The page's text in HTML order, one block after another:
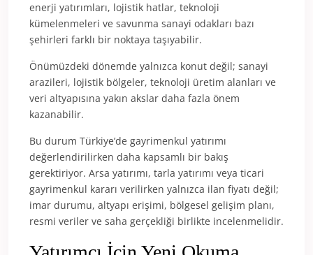
enerji yatırımları, lojistik hatlar, teknoloji
kümelenmeleri ve savunma sanayi odakları bazı
şehirleri farklı bir noktaya taşıyabilir.
Önümüzdeki dönemde yalnızca konut değil; sanayi
arazileri, lojistik bölgeler, teknoloji üretim alanları ve
veri altyapısına yakın akslar daha fazla önem
kazanabilir.
Bu durum Türkiye’de gayrimenkul yatırımı
değerlendirilirken daha kapsamlı bir bakış
gerektiriyor. Arsa yatırımı, tarla yatırımı veya ticari
gayrimenkul kararı verilirken yalnızca ilan fiyatı değil;
imar durumu, altyapı erişimi, bölgesel gelişim planı,
resmi veriler ve saha gerçekliği birlikte incelenmelidir.